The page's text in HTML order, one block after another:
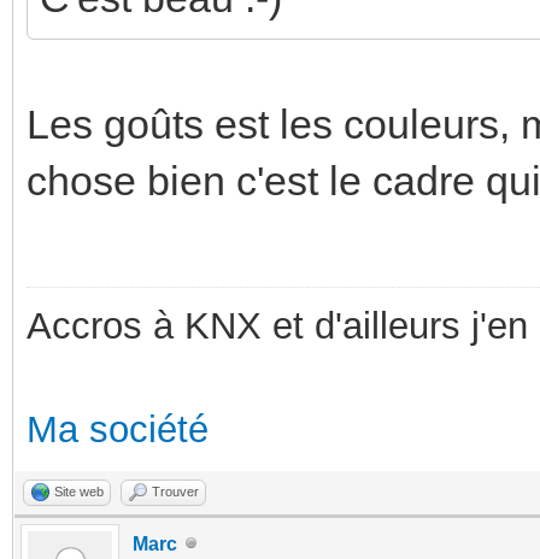
Les goûts est les couleurs,
chose bien c'est le cadre
Accros à KNX et d'ailleurs
Ma société
Site web Trouver
Marc